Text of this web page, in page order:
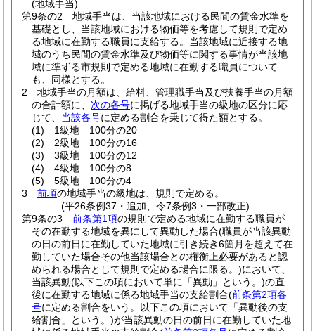
(地域手当)
第9条の2
地域手当は、当該地域における民間の賃金水準を
基礎とし、当該地域における物価等を考慮して規則で定め
る地域に在勤する職員に支給する。 当該地域に近接する地
域のうち民間の賃金水準及び物価等に関する事情が当該地
域に準ずる市規則で定める地域に在勤する職員について
も、同様とする。
2
地域手当の月額は、給料、管理職手当及び扶養手当の月額
の合計額に、 次の各号に掲げる地域手当の級地の区分に応
じて、 当該各号に定める割合を乗じて得た額とする。
(1)
1級地 100分の20
(2)
2級地 100分の16
(3)
3級地 100分の12
(4)
4級地 100分の8
(5)
5級地 100分の4
3
前項の地域手当の級地は、規則で定める。
(平26条例37・追加、令7条例3・一部改正)
第9条の3
前条第1項の規則で定める地域に在勤する職員が
その在勤する地域を異にして異動した場合(職員が当該異動
の日の前日に在勤していた地域に引き続き6箇月を超えて在
勤していた場合その他当該場合との権衡上必要があると認
められる場合として規則で定める場合に限る。)において、
当該異動(以下この項において単に「異動」という。)の直
後に在勤する地域に係る地域手当の支給割合(前条第2項各
号に定める割合をいう。以下この項において「異動後の支
給割合」という。)が当該異動の日の前日に在勤していた地